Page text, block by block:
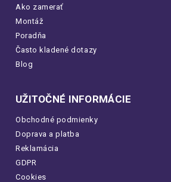
Ako zamerať
Montáž
Poradňa
Často kladené dotazy
Blog
UŽITOČNÉ INFORMÁCIE
Obchodné podmienky
Doprava a platba
Reklamácia
GDPR
Cookies